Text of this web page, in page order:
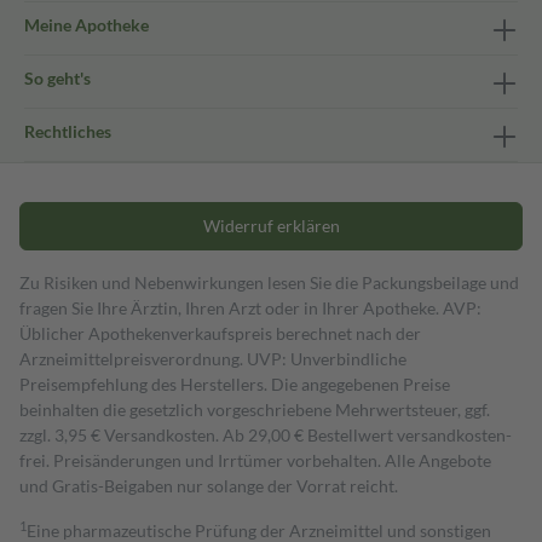
Meine Apotheke
So geht's
Rechtliches
Widerruf erklären
Zu Risiken und Nebenwirkungen lesen Sie die Packungsbeilage und
fragen Sie Ihre Ärztin, Ihren Arzt oder in Ihrer Apotheke. AVP:
Üblicher Apothekenverkaufspreis berechnet nach der
Arzneimittelpreisverordnung. UVP: Unverbindliche
Preisempfehlung des Herstellers. Die angegebenen Preise
beinhalten die gesetzlich vorgeschriebene Mehrwertsteuer, ggf.
zzgl. 3,95 € Versandkosten. Ab 29,00 € Bestell­wert versand­kosten­
frei. Preisänderungen und Irrtümer vorbehalten. Alle Angebote
und Gratis-Beigaben nur solange der Vorrat reicht.
1 Eine pharmazeutische Prüfung der Arzneimittel und sonstigen